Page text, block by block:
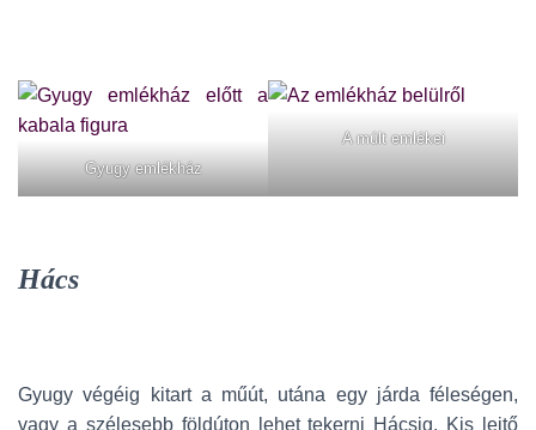
Gyugy emlékház
A múlt emlékei
Hács
Gyugy végéig kitart a műút, utána egy járda féleségen,
vagy a szélesebb földúton lehet tekerni Hácsig. Kis lejtő